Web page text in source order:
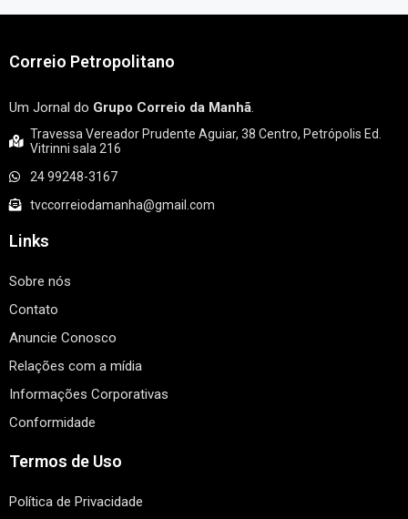
Correio Petropolitano
Um Jornal do Grupo Correio da Manhã.
Travessa Vereador Prudente Aguiar, 38 Centro, Petrópolis Ed.
Vitrinni sala 216
24 99248-3167
tvccorreiodamanha@gmail.com
Links
Sobre nós
Contato
Anuncie Conosco
Relações com a mídia
Informações Corporativas
Conformidade
Termos de Uso
Política de Privacidade